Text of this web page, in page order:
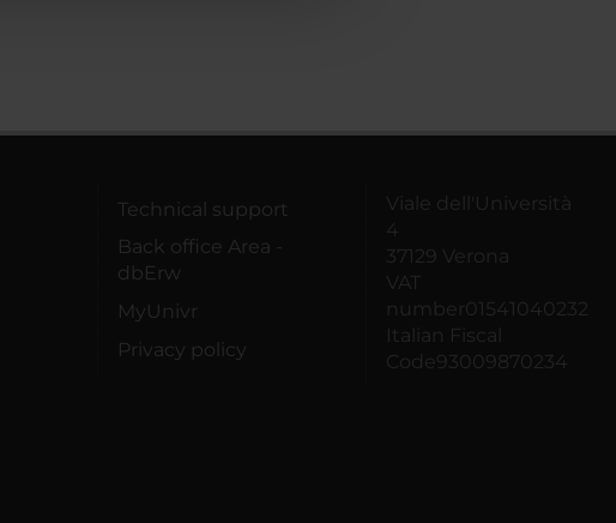
Technical support
Back office Area -
dbErw
MyUnivr
Privacy policy
Viale dell'Università
4
37129 Verona
VAT
number01541040232
Italian Fiscal
Code93009870234